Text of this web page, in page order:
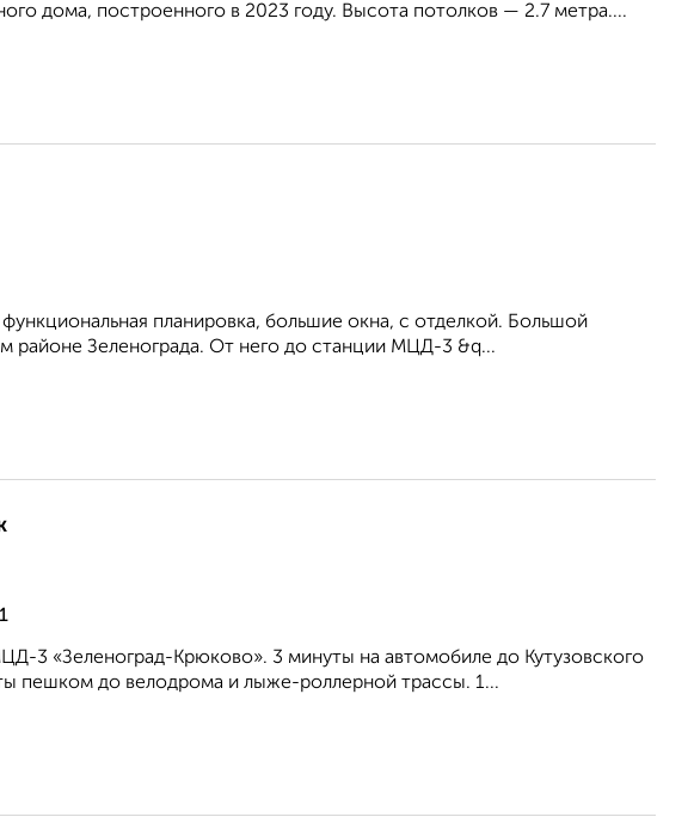
дома, построенного в 2023 году. Высота потолков — 2.7 метра....
планировка, большие окна, c отделкой. Большой
районе Зеленограда. От него до станции МЦД-3 &q...
3 «Зеленоград-Крюково». 3 минуты на автомобиле до Кутузовского
пешком до велодрома и лыже-роллерной трассы. 1...